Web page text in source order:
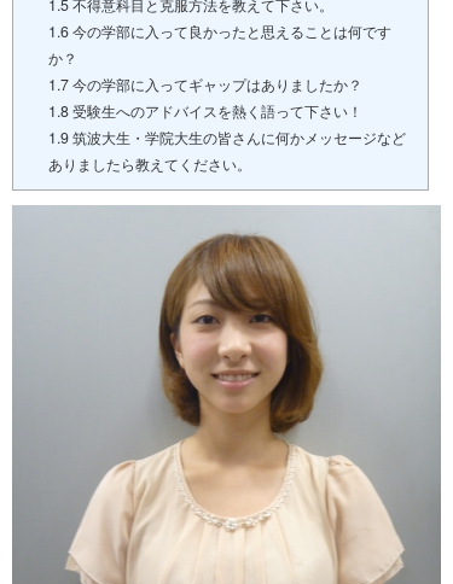
1.5不得意科目と克服方法を教えて下さい。
1.6今の学部に入って良かったと思えることは何です
か？
1.7今の学部に入ってギャップはありましたか？
1.8受験生へのアドバイスを熱く語って下さい！
1.9筑波大生・学院大生の皆さんに何かメッセージなど
ありましたら教えてください。